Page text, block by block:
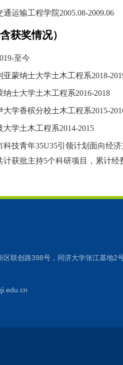
通运输工程学院2005.08-2009.06
获奖情况）
至今
亚蒙纳士大学土木工程系2018-
纳士大学土木工程系2016-2018
大学香槟分校土木工程系2015-
大学土木工程系2014-2015
科技青年35U35引领计划面向经
获批主持5个科研项目，累计经
区联创路398号，同济大学张江基地2